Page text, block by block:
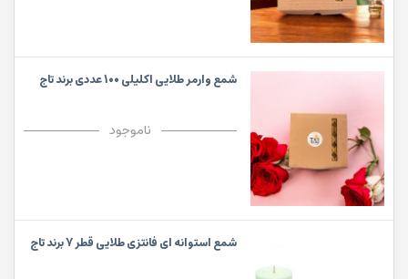
شمع وارمر طلایی اکلیلی 100 عددی برند تاج
ناموجود
شمع استوانه ای فانتزی طلایی قطر 7 برند تاج